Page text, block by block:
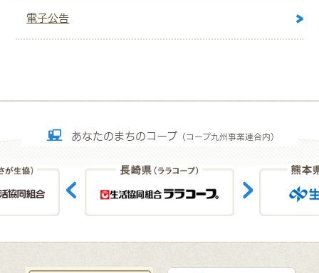
電子公告
あなたのまちのコープ （コープ九州事業連合内）